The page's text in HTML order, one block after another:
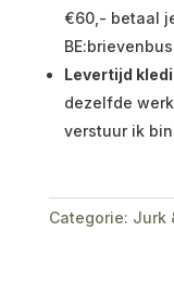
€60,- betaal
Levertijd
dezelfde
verstuur ik
Categorie: Jurk